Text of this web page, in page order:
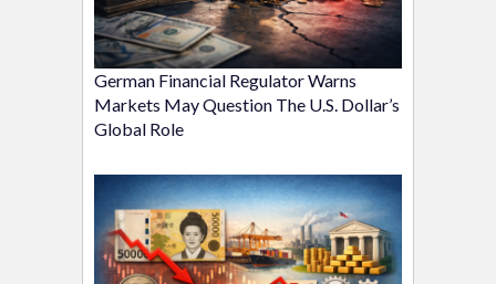
German Financial Regulator Warns
Markets May Question The U.S. Dollar’s
Global Role